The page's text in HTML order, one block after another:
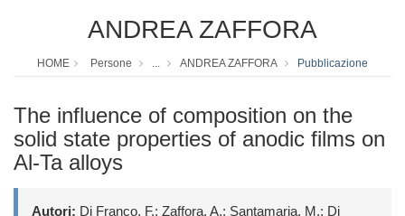
ANDREA ZAFFORA
HOME Persone ... ANDREA ZAFFORA Pubblicazione
The influence of composition on the
solid state properties of anodic films on
Al-Ta alloys
Autori: Di Franco, F.; Zaffora, A.; Santamaria, M.; Di